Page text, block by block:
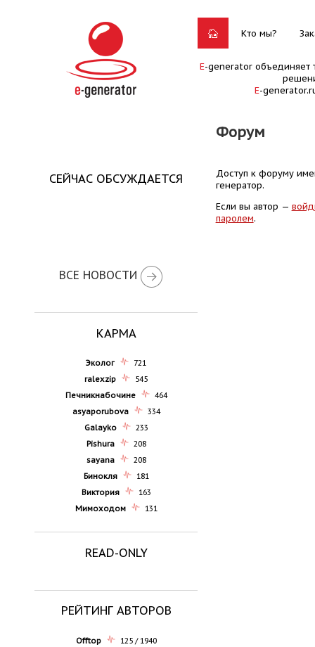
Кто мы?
E-generator объединяет
E-
Форум
СЕЙЧАС ОБСУЖДАЕТСЯ
ВСЕ НОВОСТИ
КАРМА
Эколог
721
ralexzip
545
Печникнабочине
464
asyaporubova
334
Galayko
233
Pishura
208
sayana
208
Бинокля
181
Виктория
163
Мимоходом
131
READ-ONLY
РЕЙТИНГ АВТОРОВ
Offtop
125 / 1940
Доступ к форуму
генератор.
Если вы автор —
паролем.